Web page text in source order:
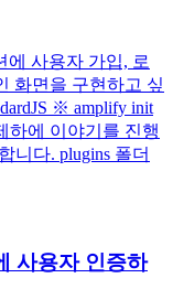
에 사용자 가입, 로
화면을 구현하고 싶
※ amplify init
하에 이야기를 진행
니다. plugins 폴더
사용자 인증하